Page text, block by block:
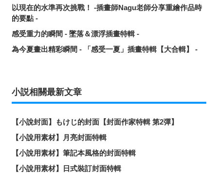
以現在的水準再次挑戰！ -插畫師Nagu老師分享重繪作品時
的要點 -
感受重力的瞬間 - 墜落＆漂浮插畫特輯 -
為今夏畫出精彩瞬間 - 「感受一夏」插畫特輯【大合輯】 -
小説相關最新文章
【小說封面】もけじ的封面【封面作家特輯 第2彈】
【小說用素材】月亮封面特輯
【小說用素材】筆記本風格的封面特輯
【小說用素材】日式裝訂封面特輯